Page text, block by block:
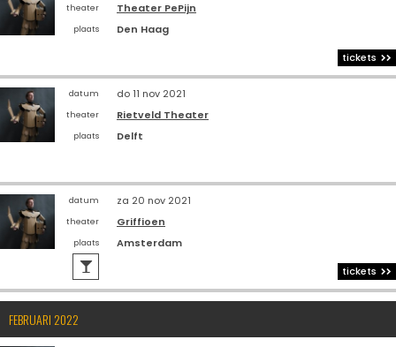
theater Theater PePijn
plaats
Den Haag
tickets
datum do 11 nov 2021
theater Rietveld Theater
plaats Delft
datum za 20 nov 2021
theater Griffioen
plaats Amsterdam
 tickets
FEBRUARI 2022